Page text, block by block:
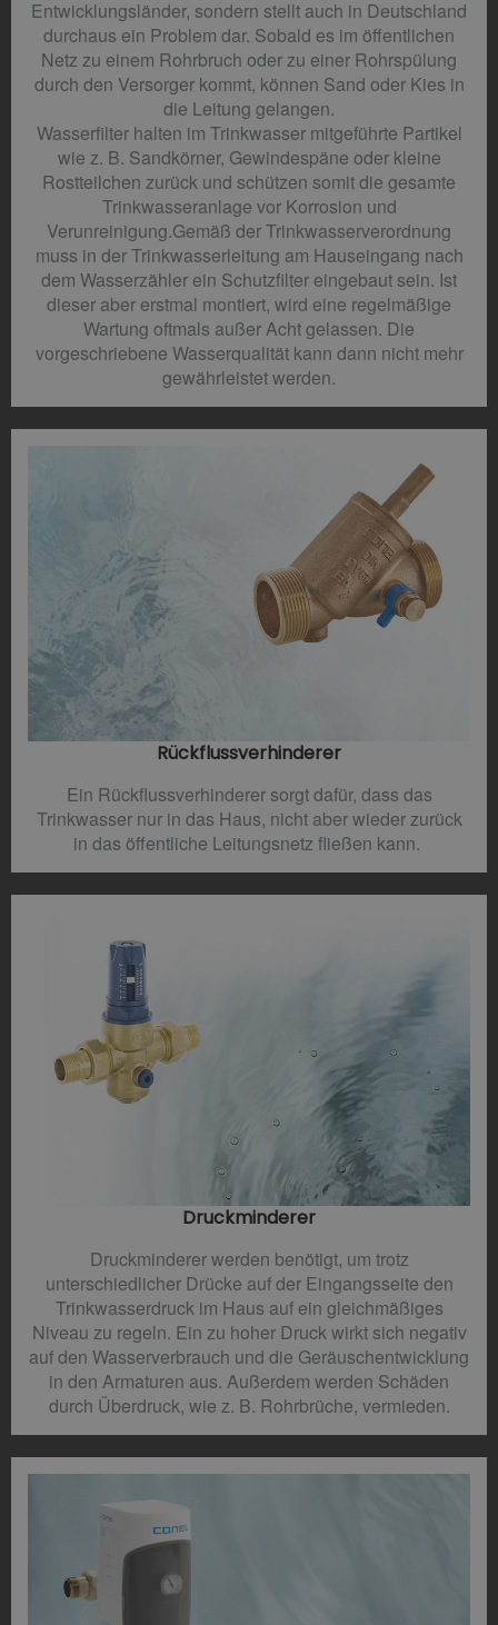
Entwicklungsländer, sondern stellt auch in Deutschland
durchaus ein Problem dar. Sobald es im öffentlichen
Netz zu einem Rohrbruch oder zu einer Rohrspülung
durch den Versorger kommt, können Sand oder Kies in
die Leitung gelangen.
Wasserfilter halten im Trinkwasser mitgeführte Partikel
wie z. B. Sandkörner, Gewindespäne oder kleine
Rostteilchen zurück und schützen somit die gesamte
Trinkwasseranlage vor Korrosion und
Verunreinigung.Gemäß der Trinkwasserverordnung
muss in der Trinkwasserleitung am Hauseingang nach
dem Wasserzähler ein Schutzfilter eingebaut sein. Ist
dieser aber erstmal montiert, wird eine regelmäßige
Wartung oftmals außer Acht gelassen. Die
vorgeschriebene Wasserqualität kann dann nicht mehr
gewährleistet werden.
Rückflussverhinderer​
Ein Rückflussverhinderer sorgt dafür, dass das
Trinkwasser nur in das Haus, nicht aber wieder zurück
in das öffentliche Leitungsnetz fließen kann.
Druckminderer​
Druckminderer werden benötigt, um trotz
unterschiedlicher Drücke auf der Eingangsseite den
Trinkwasserdruck im Haus auf ein gleichmäßiges
Niveau zu regeln. Ein zu hoher Druck wirkt sich negativ
auf den Wasserverbrauch und die Geräuschentwicklung
in den Armaturen aus. Außerdem werden Schäden
durch Überdruck, wie z. B. Rohrbrüche, vermieden.